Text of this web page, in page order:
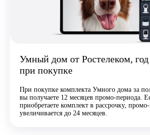
Умный дом от Ростелеком, год
при покупке
При покупке комплекта Умного дома за
вы получаете 12 месяцев промо-периода.
приобретаете комплект в рассрочку,
увеличивается до 24 месяцев.